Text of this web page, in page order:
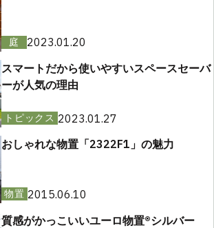
庭
2023.01.20
スマートだから使いやすいスペースセーバ
ーが人気の理由
トピックス 2023.01.27
おしゃれな物置「2322F1」の魅力
物置 2015.06.10
質感がかっこいいユーロ物置®︎シルバー